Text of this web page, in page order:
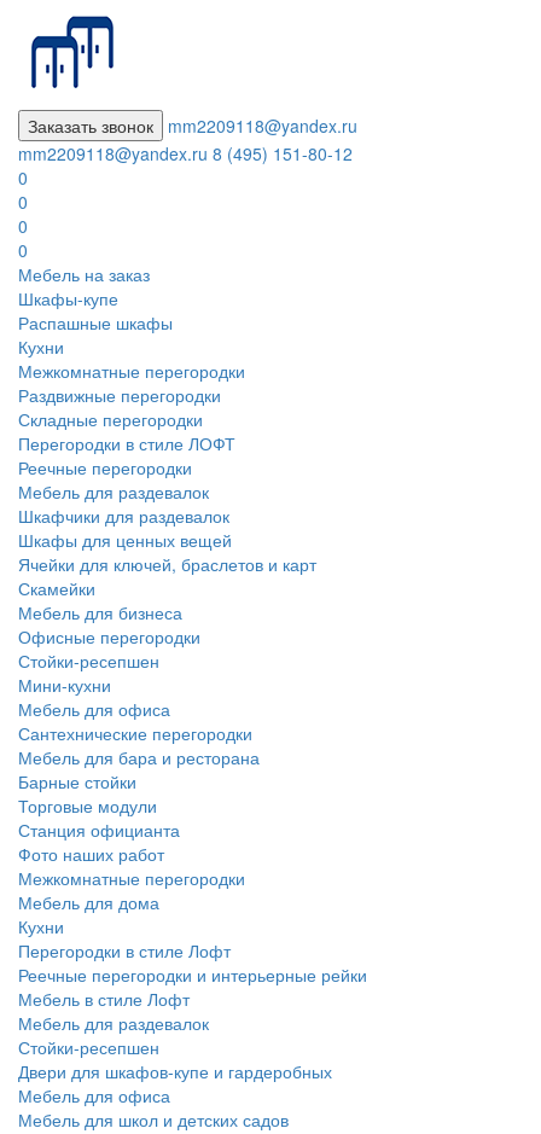
Заказать звонок
mm2209118@yandex.ru
mm2209118@yandex.ru 8 (495) 151-80-12
0
0
0
0
Мебель на заказ
Шкафы-купе
Распашные шкафы
Кухни
Межкомнатные перегородки
Раздвижные перегородки
Складные перегородки
Перегородки в стиле ЛОФТ
Реечные перегородки
Мебель для раздевалок
Шкафчики для раздевалок
Шкафы для ценных вещей
Ячейки для ключей, браслетов и карт
Скамейки
Мебель для бизнеса
Офисные перегородки
Стойки-ресепшен
Мини-кухни
Мебель для офиса
Сантехнические перегородки
Мебель для бара и ресторана
Барные стойки
Торговые модули
Станция официанта
Фото наших работ
Межкомнатные перегородки
Мебель для дома
Кухни
Перегородки в стиле Лофт
Реечные перегородки и интерьерные рейки
Мебель в стиле Лофт
Мебель для раздевалок
Стойки-ресепшен
Двери для шкафов-купе и гардеробных
Мебель для офиса
Мебель для школ и детских садов